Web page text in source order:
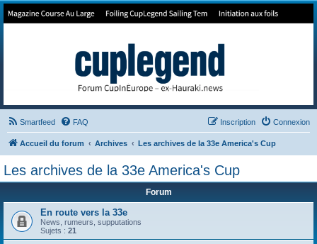
Forum de Cup In Europe
Smartfeed FAQ Connexion
Inscription
Accueil du forum Archives Les archives de la 33e America's Cup
Les archives de la 33e America's Cup
Forum
En route vers la 33e
News, rumeurs, supputations
Sujets : 21